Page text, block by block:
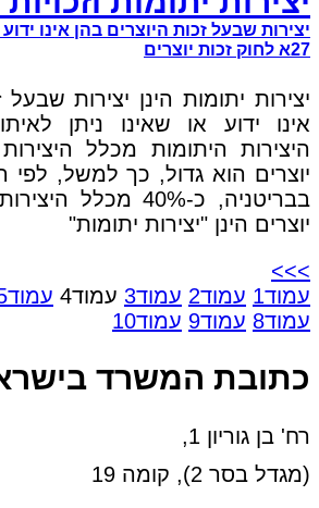
יצירות שבעל זכות היוצרים בהן אינו
27א לחוק זכות יוצרים
יצירות יתומות הינן יצירות
אינו ידוע או שאינו ניתן
היצירות היתומות מכלל היצירות
יוצרים הוא גדול, כך למשל, לפי
בבריטניה, כ-40%
יוצרים הינן "יצירות יתומות"
>>>
עמוד1 עמוד2 עמוד3 עמוד4 עמוד
עמוד8 עמוד9 עמוד10
כתובת המשרד
רח' בן גוריון 1,
(מגדל בסר 2), קומה 19